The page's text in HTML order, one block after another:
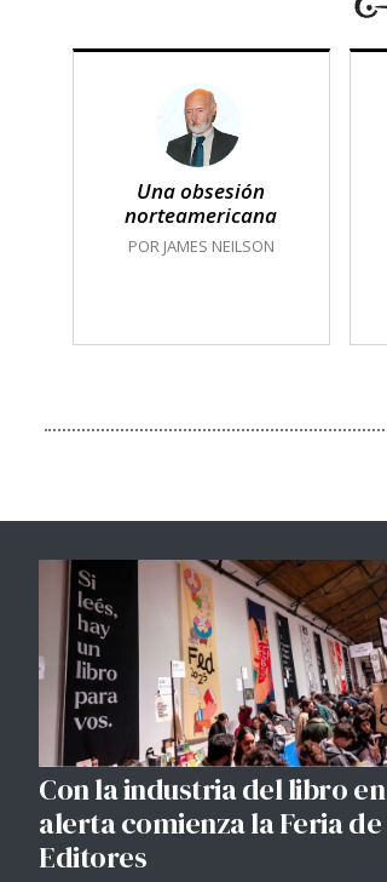
Una obsesión
norteamericana
POR JAMES NEILSON
Con la industria del libro en
alerta comienza la Feria de
Editores